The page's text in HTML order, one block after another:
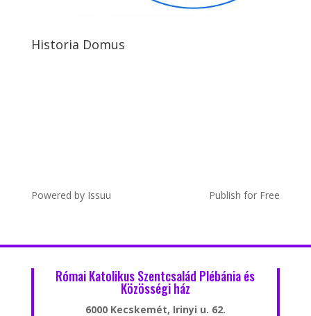
Historia Domus
Powered by Issuu Publish for Free
Római Katolikus Szentcsalád Plébánia és
Közösségi ház
6000 Kecskemét, Irinyi u. 62.